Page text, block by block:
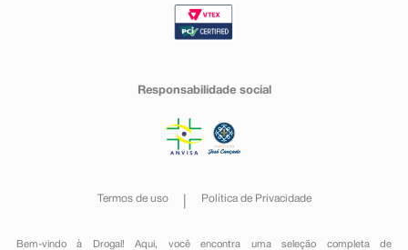
Responsabilidade social
Termos de uso Política de Privacidade
Bem-vindo à Drogal! Aqui, você encontra uma seleção completa de